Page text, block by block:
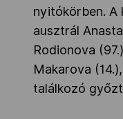
nyitókörben. A
ausztrál
Rodionova
Makarova
találkozó